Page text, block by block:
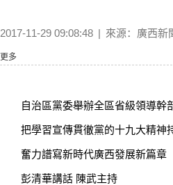
2017-11-29 09:08:48 | 來源： 廣西新
更多
自治區黨委舉辦全區省級領導幹
把學習宣傳貫徹黨的十九大精神
奮力譜寫新時代廣西發展新篇章
彭清華講話 陳武主持